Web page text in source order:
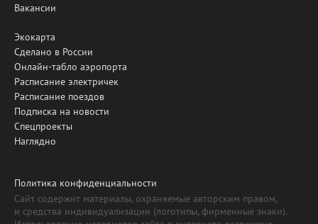
Вакансии
Экокарта
Сделано в России
Онлайн-табло аэропорта
Расписание электричек
Расписание поездов
Подписка на новости
Спецпроекты
Наглядно
Политика конфиденциальности
Сайт содержит материалы, охраняемые авторским правом,
и средства индивидуализации (логотипы, фирменные знаки).